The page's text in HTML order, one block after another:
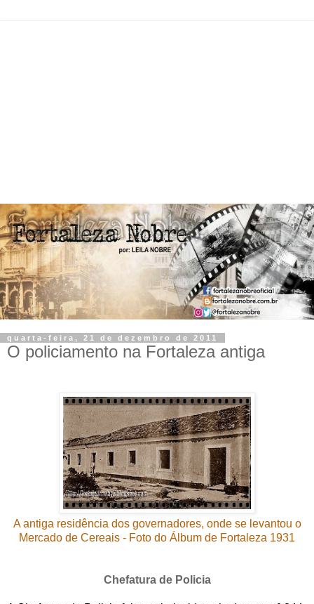
quarta-feira, 21 de dezembro de 2011
O policiamento na Fortaleza antiga
A antiga residência dos governadores, onde se levantou o
Mercado de Cereais - Foto do Álbum de Fortaleza 1931
Chefatura de Policia